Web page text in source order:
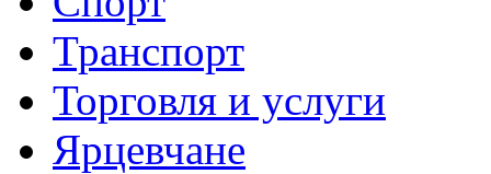
Транспорт
Торговля и услуги
Ярцевчане